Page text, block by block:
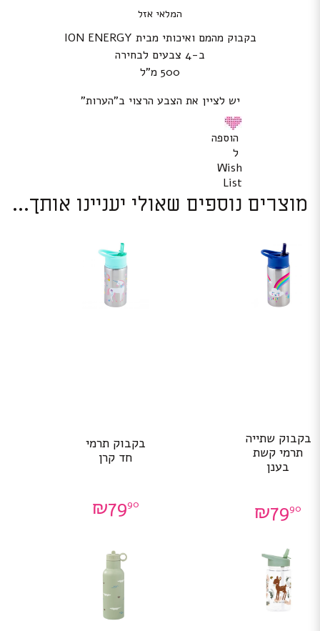
המלאי אזל
בקבוק מהמם ואיכותי מבית ION ENERGY
ב-4 צבעים לבחירה
500 מ”ל
יש לציין את הצבע הרצוי ב”הערות”
הוספה
ל
Wish
List
מוצרים נוספים שאולי יעניינו אותך...
בקבוק שתייה
תרמי קשת
בענן
₪7990
בקבוק תרמי
חד קרן
₪7990